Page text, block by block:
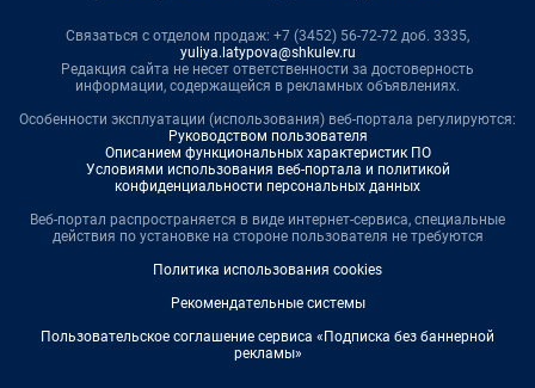
Связаться с отделом продаж: +7 (3452) 56-72-72 доб. 3335,
yuliya.latypova@shkulev.ru
Редакция сайта не несет ответственности за достоверность
информации, содержащейся в рекламных объявлениях.
Особенности эксплуатации (использования) веб-портала регулируются:
Руководством пользователя
Описанием функциональных характеристик ПО
Условиями использования веб-портала и политикой
конфиденциальности персональных данных
Веб-портал распространяется в виде интернет-сервиса, специальные
действия по установке на стороне пользователя не требуются
Политика использования cookies
Рекомендательные системы
Пользовательское соглашение сервиса «Подписка без баннерной
рекламы»